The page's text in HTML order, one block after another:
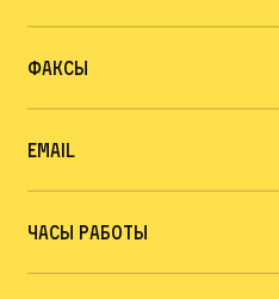
Факсы
Email
Часы работы